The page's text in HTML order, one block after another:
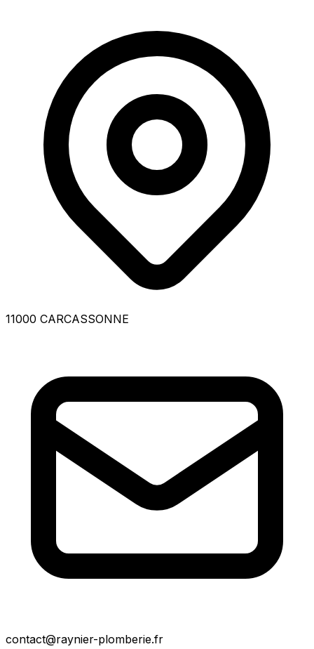
11000 CARCASSONNE
contact@raynier-plomberie.fr